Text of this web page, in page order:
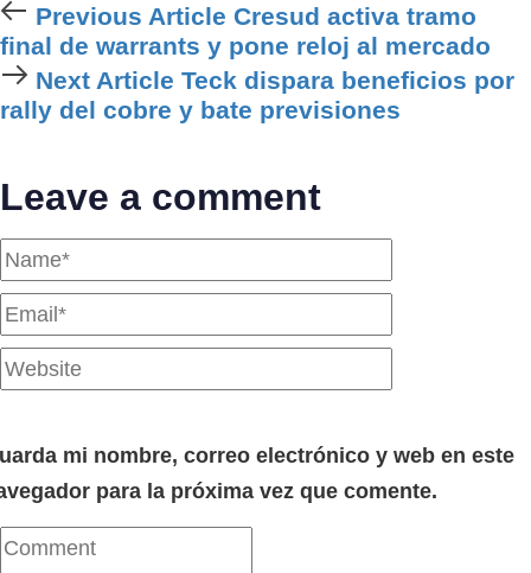
Previous Article Cresud activa tramo
final de warrants y pone reloj al mercado
Next Article Teck dispara beneficios por
rally del cobre y bate previsiones
Leave a comment
mi nombre, correo electrónico y web en este
para la próxima vez que comente.